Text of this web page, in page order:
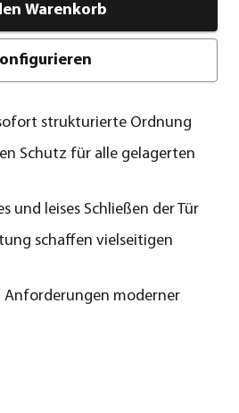
Warenkorb
strukturierte Ordnung
Schutz für alle gelagerten
und leises Schließen der Tür
schaffen vielseitigen
Anforderungen moderner